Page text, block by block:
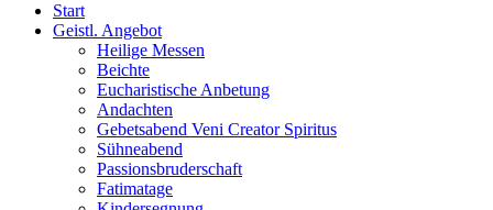
Start
Geistl. Angebot
Heilige Messen
Beichte
Eucharistische Anbetung
Andachten
Gebetsabend Veni Creator Spiritus
Sühneabend
Passionsbruderschaft
Fatimatage